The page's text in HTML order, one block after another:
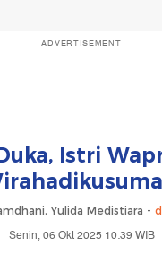
ADVERTISEMENT
Istri
Yulida Medistiara -
Senin, 06 Okt 2025 10:39 WIB